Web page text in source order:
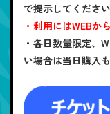
で提示してください
・利用にはWEBか
・各日数量限定、
い場合は当日購入